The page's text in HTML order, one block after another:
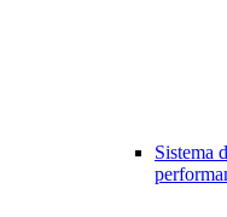
Sistema